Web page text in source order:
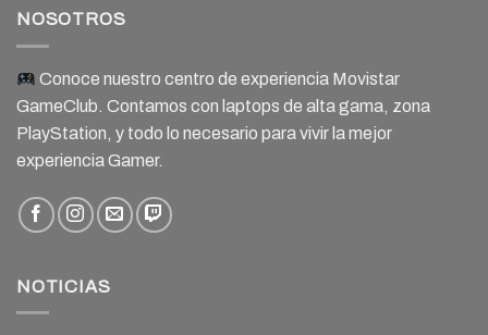
NOSOTROS
Conoce nuestro centro de experiencia Movistar
GameClub. Contamos con laptops de alta gama, zona
PlayStation, y todo lo necesario para vivir la mejor
experiencia Gamer.
NOTICIAS